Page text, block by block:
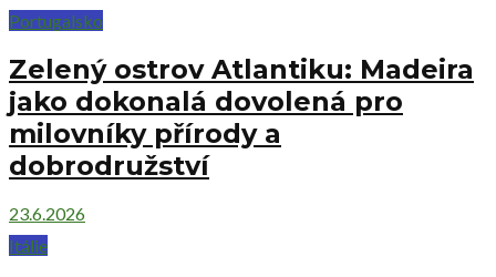
Portugalsko
Zelený ostrov Atlantiku: Madeira
jako dokonalá dovolená pro
milovníky přírody a
dobrodružství
23.6.2026
Itálie